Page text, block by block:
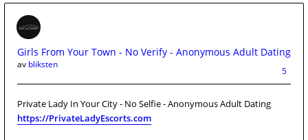
Girls From Your Town - No Verify - Anonymous Adult Dating
5
av bliksten
Private Lady In Your City - No Selfie - Anonymous Adult Dating
https://PrivateLadyEscorts.com